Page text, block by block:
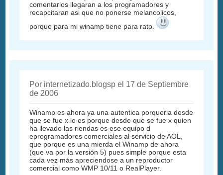
comentarios llegaran a los programadores y
recapcitaran asi que no ponerse melancolicos,
porque para mi winamp tiene para rato.
Por internetizado.blogsp el 17 de Septiembre
de 2006
Winamp es ahora ya una autentica porqueria desde
que se fue x lo es porque desde que se fue x quien
ha llevado las riendas es ese equipo d
eprogramadores comerciales al servicio de AOL,
que porque es una mierda el Winamp de ahora
(que va por la versión 5) pues simple porque esta
cada vez más apreciendose a un reproductor
comercial como WMP 10/11 o RealPlayer.